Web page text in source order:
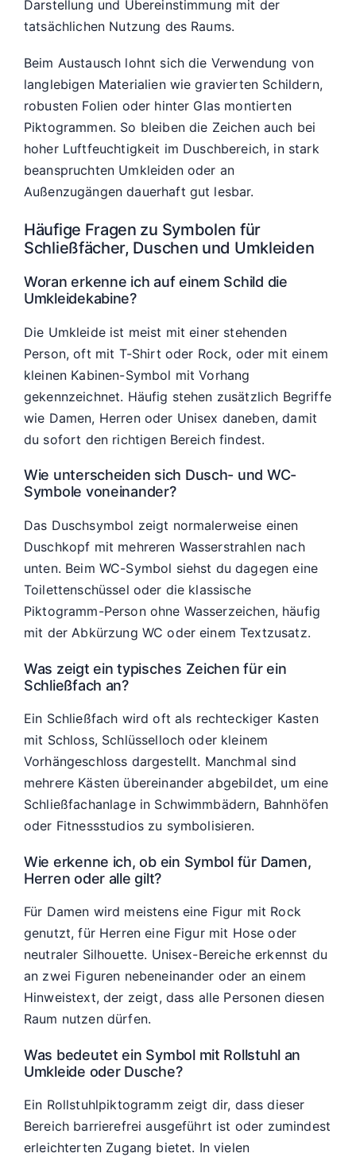
Darstellung und Übereinstimmung mit der
tatsächlichen Nutzung des Raums.
Beim Austausch lohnt sich die Verwendung von
langlebigen Materialien wie gravierten Schildern,
robusten Folien oder hinter Glas montierten
Piktogrammen. So bleiben die Zeichen auch bei
hoher Luftfeuchtigkeit im Duschbereich, in stark
beanspruchten Umkleiden oder an
Außenzugängen dauerhaft gut lesbar.
Häufige Fragen zu Symbolen für
Schließfächer, Duschen und Umkleiden
Woran erkenne ich auf einem Schild die
Umkleidekabine?
Die Umkleide ist meist mit einer stehenden
Person, oft mit T-Shirt oder Rock, oder mit einem
kleinen Kabinen-Symbol mit Vorhang
gekennzeichnet. Häufig stehen zusätzlich Begriffe
wie Damen, Herren oder Unisex daneben, damit
du sofort den richtigen Bereich findest.
Wie unterscheiden sich Dusch- und WC-
Symbole voneinander?
Das Duschsymbol zeigt normalerweise einen
Duschkopf mit mehreren Wasserstrahlen nach
unten. Beim WC-Symbol siehst du dagegen eine
Toilettenschüssel oder die klassische
Piktogramm-Person ohne Wasserzeichen, häufig
mit der Abkürzung WC oder einem Textzusatz.
Was zeigt ein typisches Zeichen für ein
Schließfach an?
Ein Schließfach wird oft als rechteckiger Kasten
mit Schloss, Schlüsselloch oder kleinem
Vorhängeschloss dargestellt. Manchmal sind
mehrere Kästen übereinander abgebildet, um eine
Schließfachanlage in Schwimmbädern, Bahnhöfen
oder Fitnessstudios zu symbolisieren.
Wie erkenne ich, ob ein Symbol für Damen,
Herren oder alle gilt?
Für Damen wird meistens eine Figur mit Rock
genutzt, für Herren eine Figur mit Hose oder
neutraler Silhouette. Unisex-Bereiche erkennst du
an zwei Figuren nebeneinander oder an einem
Hinweistext, der zeigt, dass alle Personen diesen
Raum nutzen dürfen.
Was bedeutet ein Symbol mit Rollstuhl an
Umkleide oder Dusche?
Ein Rollstuhlpiktogramm zeigt dir, dass dieser
Bereich barrierefrei ausgeführt ist oder zumindest
erleichterten Zugang bietet. In vielen